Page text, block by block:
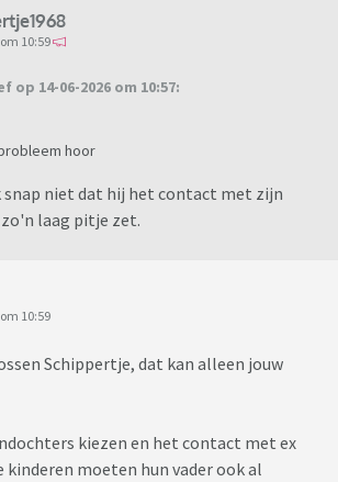
10:59
op 14-06-2026 om 10:57:
hoor
snap niet dat hij het contact met zijn
laag pitje zet.
10:59
Schippertje, dat kan alleen jouw
kiezen en het contact met ex
kinderen moeten hun vader ook al